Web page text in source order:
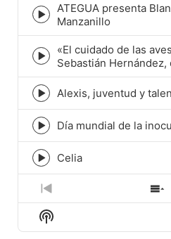
Episode
play
icon
ATEGUA presenta
Manzanillo
Episode
play
icon
«El cuidado de las
Sebastián
Episode
play
icon
Alexis, juventud y
Episode
play
icon
Día mundial de la
Episode
play
icon
Celia
Previous
Episode
Show
Podcast